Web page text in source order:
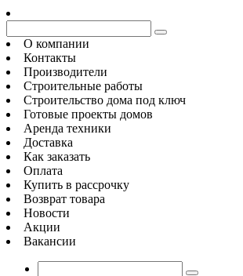
О компании
Контакты
Производители
Строительные работы
Строительство дома под ключ
Готовые проекты домов
Аренда техники
Доставка
Как заказать
Оплата
Купить в рассрочку
Возврат товара
Новости
Акции
Вакансии